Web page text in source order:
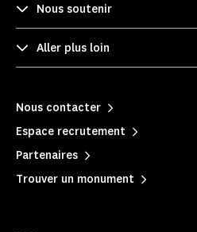
Nous soutenir
Aller plus loin
Nous contacter
Espace recrutement
Partenaires
Trouver un monument